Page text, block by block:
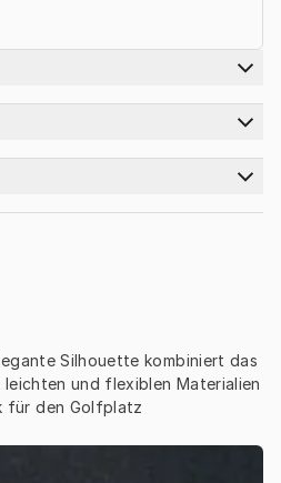
Silhouette kombiniert das
und flexiblen Materialien
für den Golfplatz